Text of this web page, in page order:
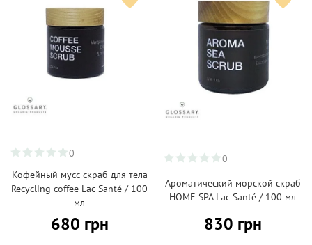
0
Кофейный мусс-скраб для тела
Recycling coffee Lac Santé / 100
мл
680 грн
0
Ароматический морской скраб
HOME SPA Lac Santé / 100 мл
830 грн